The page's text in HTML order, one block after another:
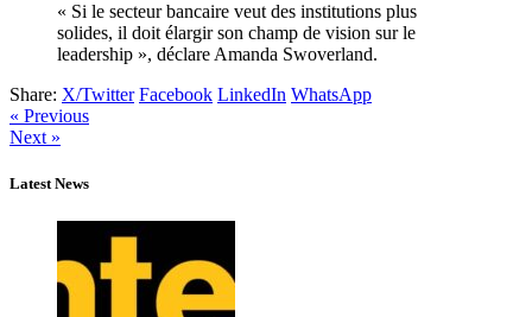
« Si le secteur bancaire veut des institutions plus
solides, il doit élargir son champ de vision sur le
leadership », déclare Amanda Swoverland.
Share: X/Twitter Facebook LinkedIn WhatsApp
« Previous
Next »
Latest News